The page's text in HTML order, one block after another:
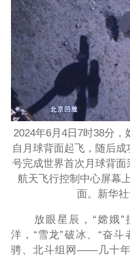
2024年6月4日7时38分
自月球背面起飞，随后
号完成世界首次月球背
航天飞行控制中心屏幕
面。新华
放眼星辰，“嫦娥”
洋，“雪龙”破冰、“奋
骋、北斗组网——几十